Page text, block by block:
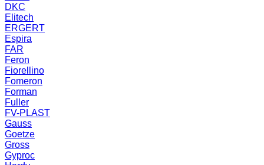
DKC
Elitech
ERGERT
Espira
FAR
Feron
Fiorellino
Fomeron
Forman
Fuller
FV-PLAST
Gauss
Goetze
Gross
Gyproc